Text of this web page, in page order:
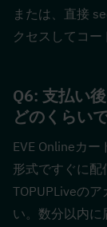
または、直接
クセスしてコー
Q6: 支払い
どのくらい
EVE Onlineカ
形式ですぐに配
TOPUPLiveの
い。数分以内